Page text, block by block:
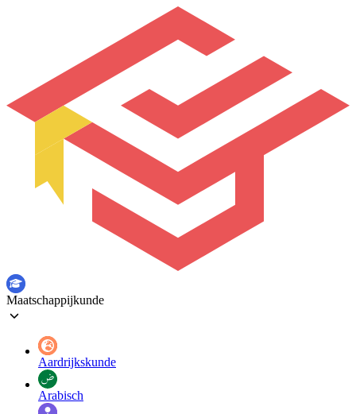
Maatschappij­kunde
Aardrijkskunde
Arabisch